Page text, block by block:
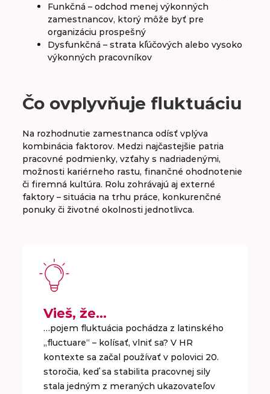
Funkčná – odchod menej výkonných
zamestnancov, ktorý môže byť pre
organizáciu prospešný
Dysfunkčná – strata kľúčových alebo vysoko
výkonných pracovníkov
Čo ovplyvňuje fluktuáciu
Na rozhodnutie zamestnanca odísť vplýva
kombinácia faktorov. Medzi najčastejšie patria
pracovné podmienky, vzťahy s nadriadenými,
možnosti kariérneho rastu, finančné ohodnotenie
či firemná kultúra. Rolu zohrávajú aj externé
faktory – situácia na trhu práce, konkurenčné
ponuky či životné okolnosti jednotlivca.
Vieš, že…
…pojem fluktuácia pochádza z latinského
„fluctuare“ – kolísať, vlniť sa? V HR
kontexte sa začal používať v polovici 20.
storočia, keď sa stabilita pracovnej sily
stala jedným z meraných ukazovateľov